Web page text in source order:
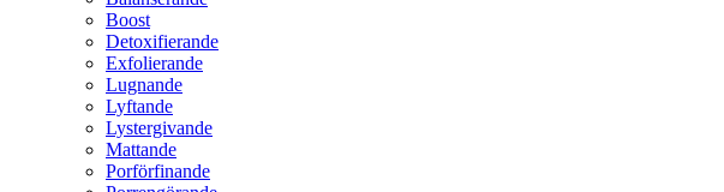
Boost
Detoxifierande
Exfolierande
Lugnande
Lyftande
Lystergivande
Mattande
Porförfinande